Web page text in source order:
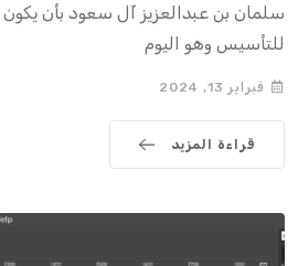
للتأسيس وهو اليوم
فبراير 13, 2024
قراءة المزيد